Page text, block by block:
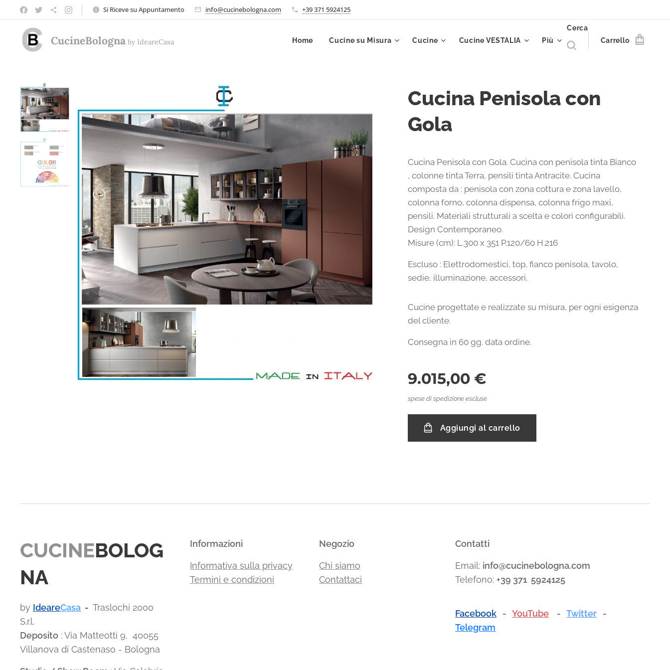
Si Riceve su Appuntamento info@cucinebologna.com +39 371 5924125
CucineBologna by IdeareCasa Home Cucine su Misura Cucine Cucine VESTALIA Più
Cerca
Carrello
Cucina Penisola con
Gola
Cucina Penisola con Gola. Cucina con penisola tinta Bianco
, colonne tinta Terra, pensili tinta Antracite. Cucina
composta da : penisola con zona cottura e zona lavello,
colonna forno, colonna dispensa, colonna frigo maxi,
pensili. Materiali strutturali a scelta e colori configurabili.
Design Contemporaneo.
Misure (cm): L.300 x 351 P.120/60 H.216
Escluso : Elettrodomestici, top, fianco penisola, tavolo,
sedie, illuminazione, accessori.
Cucine progettate e realizzate su misura, per ogni esigenza
del cliente.
Consegna in 60 gg. data ordine.
9.015,00 €
spese di spedizione escluse
Aggiungi al carrello
CUCINEBOLOG
NA
by IdeareCasa - Traslochi 2000
S.r.l.
Deposito : Via Matteotti 9, 40055
Villanova di Castenaso - Bologna
Informazioni
Informativa sulla privacy
Termini e condizioni
Negozio
Chi siamo
Contattaci
Contatti
Email: info@cucinebologna.com
Telefono: +39 371 5924125
Facebook -YouTube -Twitter
-
Telegram